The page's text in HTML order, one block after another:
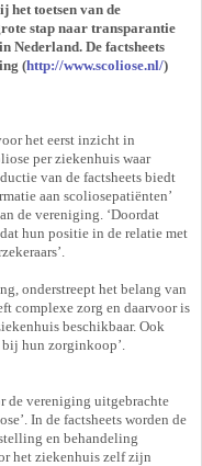
het toetsen van de
stap naar transparantie
Nederland. De factsheets
(http://www.scoliose.nl/)
het eerst inzicht in
per ziekenhuis waar
van de factsheets biedt
aan scoliosepatiënten’
de vereniging. ‘Doordat
hun positie in de relatie met
onderstreept het belang van
complexe zorg en daarvoor is
beschikbaar. Ook
hun zorginkoop’.
de vereniging uitgebrachte
In de factsheets worden de
en behandeling
het ziekenhuis zelf zijn